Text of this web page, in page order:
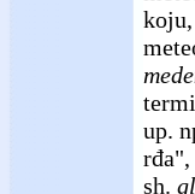
up.
sh.